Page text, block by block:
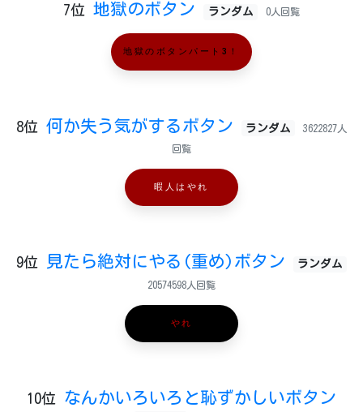
7位 地獄のボタン ランダム 0人回覧
地獄のボタンパート3！
8位 何か失う気がするボタン ランダム 3622827人
回覧
暇人はやれ
9位 見たら絶対にやる(重め)ボタン ランダム
20574598人回覧
やれ
10位 なんかいろいろと恥ずかしいボタン